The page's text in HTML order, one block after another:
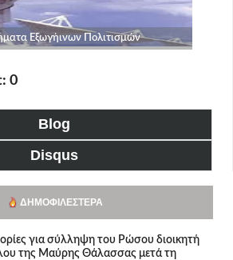
0
Blog
Disqus
ΔΗΜΟΦΙΛΈΣΤΕΡΑ
για σύλληψη του Ρώσου διοικητή
της Mαύρης Θάλασσας μετά τη